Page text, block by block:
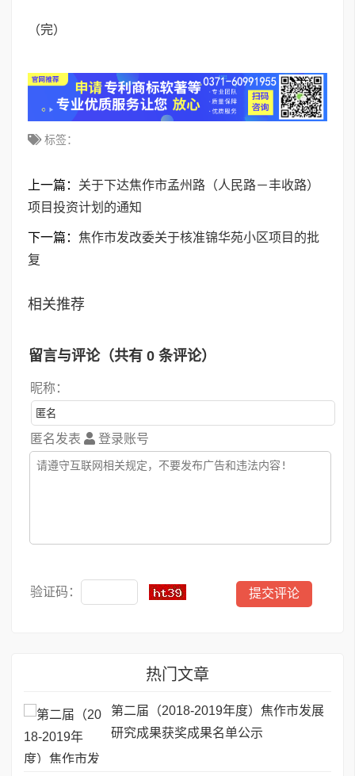
（完）
标签：
上一篇： 关于下达焦作市孟州路（人民路－丰收路）
项目投资计划的通知
下一篇： 焦作市发改委关于核准锦华苑小区项目的批
复
相关推荐
留言与评论（共有 0 条评论）
昵称：
匿名发表 登录账号
验证码：
热门文章
第二届（2018-2019年度）焦作市发展
研究成果获奖成果名单公示